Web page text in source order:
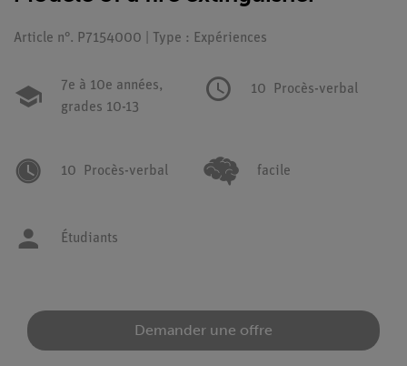
Article n°. P7154000 | Type : Expériences
7e à 10e années,
grades 10-13
10 Procès-verbal
10 Procès-verbal facile
Étudiants
Demander une offre